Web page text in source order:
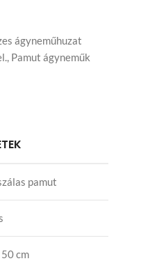
ágyneműhuzat
, Pamut ágyneműk
pamut
cm